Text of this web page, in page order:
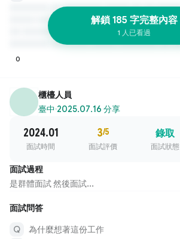
解鎖 185 字完整內容
1 人已看過
0
櫃檯人員
臺中·2025.07.16 分享
2024.01
面試時間
3/5
面試評價
錄取
面試狀態
面試過程
是群體面試 然後面試...
面試問答
為什麼想著這份工作